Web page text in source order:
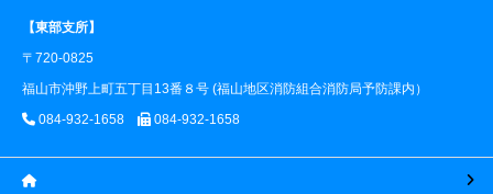
【東部支所】
〒720-0825
福山市沖野上町五丁目13番８号 (福山地区消防組合消防局予防課内）
084-932-1658
084-932-1658